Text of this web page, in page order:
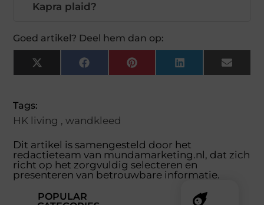
Kapra plaid?
Goed artikel? Deel hem dan op:
X
(Twitter)
FacebookPinterestLinkedInEmail
Tags:
HK living ,wandkleed
Dit artikel is samengesteld door het
redactieteam van mundamarketing.nl, dat zich
richt op het zorgvuldig selecteren en
presenteren van betrouwbare informatie.
POPULAR